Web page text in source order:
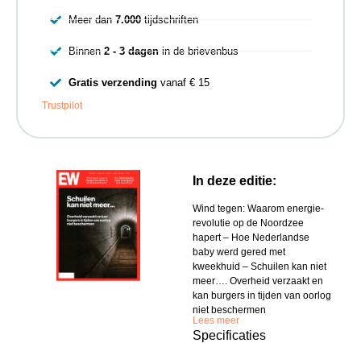
In deze editie:
Wind tegen: Waarom energie-
revolutie op de Noordzee
hapert – Hoe Nederlandse
baby werd gered met
kweekhuid – Schuilen kan niet
meer…. Overheid verzaakt en
kan burgers in tijden van oorlog
niet beschermen
Lees meer
Specificaties
Meer dan 7.000tijdschriften
Binnen 2 - 3 dagenin de brievenbus
Gratis verzending vanaf € 15
Trustpilot